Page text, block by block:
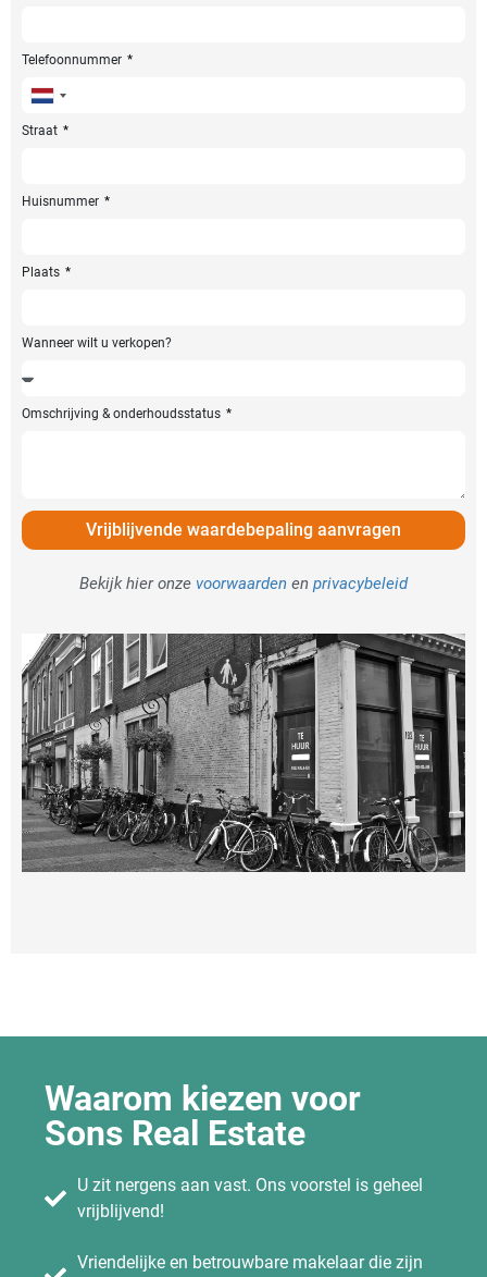
Telefoonnummer
Netherlands
+31
Straat
Huisnummer
Plaats
Wanneer wilt u verkopen?
Omschrijving & onderhoudsstatus
Vrijblijvende waardebepaling aanvragen
Bekijk hier onze voorwaarden en privacybeleid
Waarom kiezen voor
Sons Real Estate
U zit nergens aan vast. Ons voorstel is geheel
vrijblijvend!
Vriendelijke en betrouwbare makelaar die zijn